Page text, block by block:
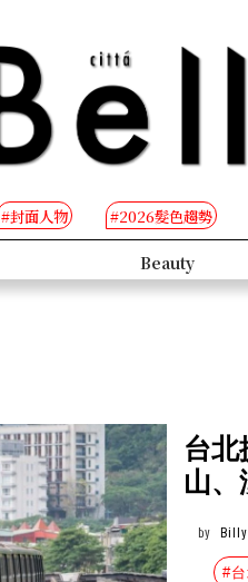
#封面人物 #2026髮色趨勢
台北
山、
by Billy
#